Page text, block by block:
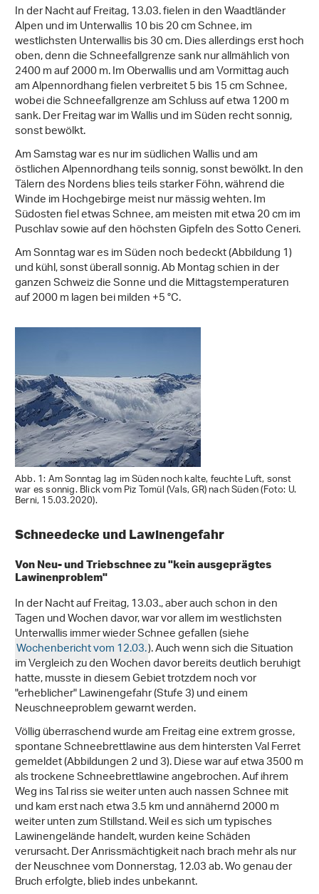
In der Nacht auf Freitag, 13.03. fielen in den Waadtländer
Alpen und im Unterwallis 10 bis 20 cm Schnee, im
westlichsten Unterwallis bis 30 cm. Dies allerdings erst hoch
oben, denn die Schneefallgrenze sank nur allmählich von
2400 m auf 2000 m. Im Oberwallis und am Vormittag auch
am Alpennordhang fielen verbreitet 5 bis 15 cm Schnee,
wobei die Schneefallgrenze am Schluss auf etwa 1200 m
sank. Der Freitag war im Wallis und im Süden recht sonnig,
sonst bewölkt.
Am Samstag war es nur im südlichen Wallis und am
östlichen Alpennordhang teils sonnig, sonst bewölkt. In den
Tälern des Nordens blies teils starker Föhn, während die
Winde im Hochgebirge meist nur mässig wehten. Im
Südosten fiel etwas Schnee, am meisten mit etwa 20 cm im
Puschlav sowie auf den höchsten Gipfeln des Sotto Ceneri.
Am Sonntag war es im Süden noch bedeckt (Abbildung 1)
und kühl, sonst überall sonnig. Ab Montag schien in der
ganzen Schweiz die Sonne und die Mittagstemperaturen
auf 2000 m lagen bei milden +5 °C.
Abb. 1: Am Sonntag lag im Süden noch kalte, feuchte Luft, sonst
war es sonnig. Blick vom Piz Tomül (Vals, GR) nach Süden (Foto: U.
Berni, 15.03.2020).
Schneedecke und Lawinengefahr
Von Neu- und Triebschnee zu "kein ausgeprägtes
Lawinenproblem"
In der Nacht auf Freitag, 13.03., aber auch schon in den
Tagen und Wochen davor, war vor allem im westlichsten
Unterwallis immer wieder Schnee gefallen (siehe
Wochenbericht vom 12.03.). Auch wenn sich die Situation
im Vergleich zu den Wochen davor bereits deutlich beruhigt
hatte, musste in diesem Gebiet trotzdem noch vor
"erheblicher" Lawinengefahr (Stufe 3) und einem
Neuschneeproblem gewarnt werden.
Völlig überraschend wurde am Freitag eine extrem grosse,
spontane Schneebrettlawine aus dem hintersten Val Ferret
gemeldet (Abbildungen 2 und 3). Diese war auf etwa 3500 m
als trockene Schneebrettlawine angebrochen. Auf ihrem
Weg ins Tal riss sie weiter unten auch nassen Schnee mit
und kam erst nach etwa 3.5 km und annähernd 2000 m
weiter unten zum Stillstand. Weil es sich um typisches
Lawinengelände handelt, wurden keine Schäden
verursacht. Der Anrissmächtigkeit nach brach mehr als nur
der Neuschnee vom Donnerstag, 12.03 ab. Wo genau der
Bruch erfolgte, blieb indes unbekannt.